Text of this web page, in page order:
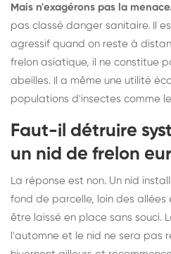
Mais n'exagérons pas la menace.
pas classé danger sanitaire. Il
agressif quand on reste à
frelon asiatique, il ne constitue
abeilles. Il a même une utilité
populations d'insectes comme
Faut-il détruire
un nid de frelon
La réponse est non. Un nid
fond de parcelle, loin des
être laissé en place sans souci.
l'automne et le nid ne sera pas